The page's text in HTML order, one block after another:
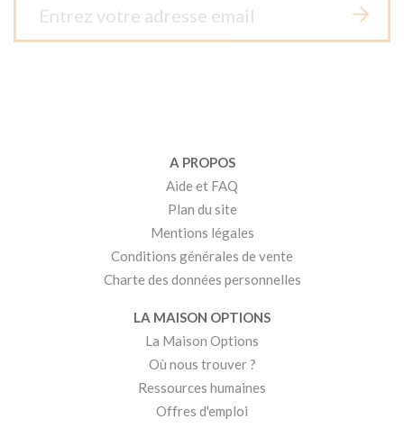
A PROPOS
Aide et FAQ
Plan du site
Mentions légales
Conditions générales de vente
Charte des données personnelles
LA MAISON OPTIONS
La Maison Options
Où nous trouver ?
Ressources humaines
Offres d'emploi